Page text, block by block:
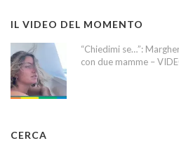
IL VIDEO DEL MOMENTO
“Chiedimi se…”:
con due mamme –
CERCA